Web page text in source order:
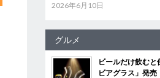
2026年6月10日
グルメ
ビールだけ飲むと
ビアグラス」発